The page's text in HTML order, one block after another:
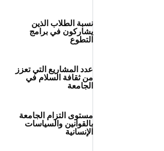
نسبة الطلاب الذين
يشاركون في برامج
التطوع
عدد المشاريع التي تعزز
من ثقافة السلام في
الجامعة
مستوى التزام الجامعة
بالقوانين والسياسات
الإنسانية